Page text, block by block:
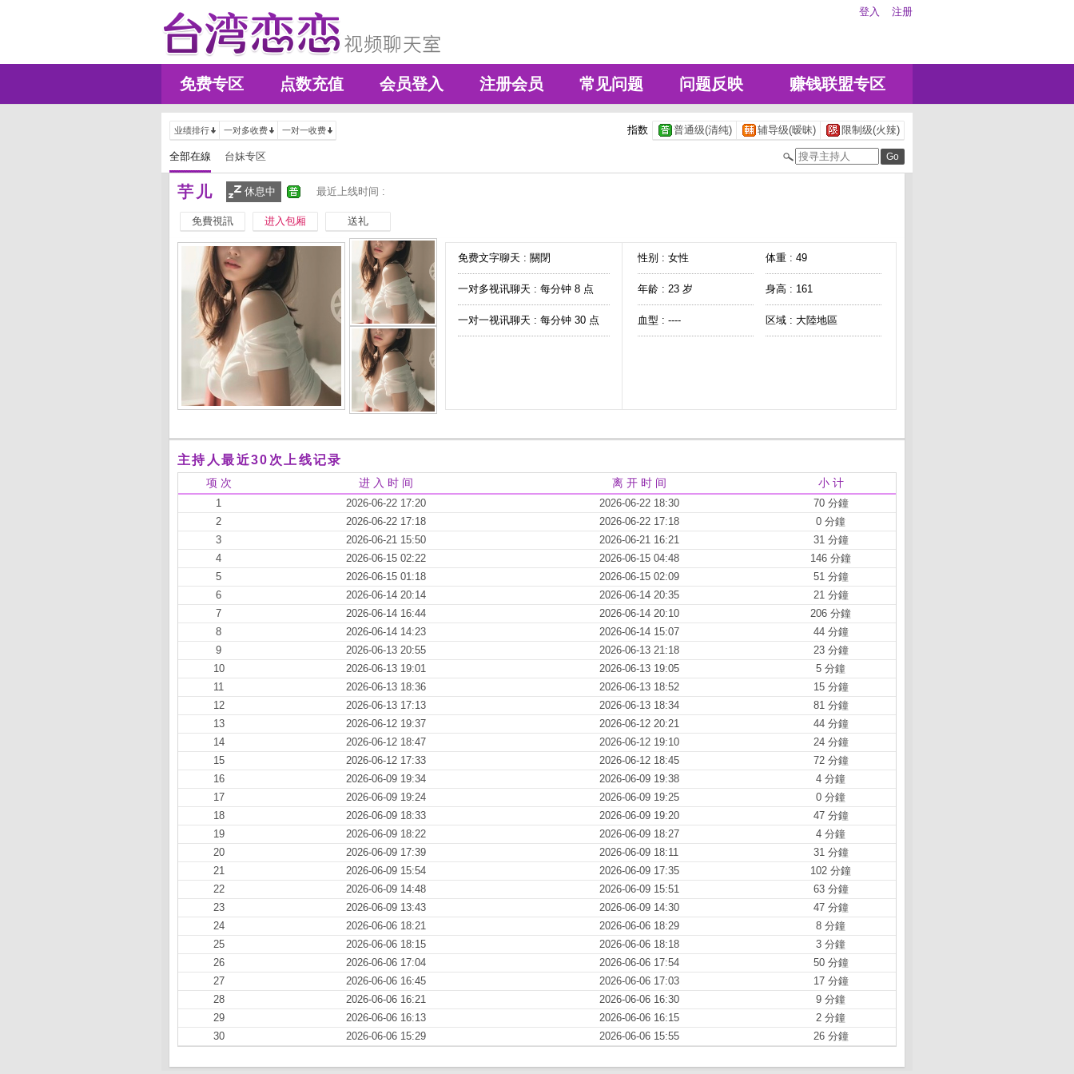
登入 注册
免费专区 点数充值 会员登入 注册会员 常见问题 问题反映 赚钱联盟专区
业绩排行 一对多收费 一对一收费 指数 普通级(清纯) 辅导级(暧昧) 限制级(火辣)
全部在線 台妹专区
芋儿 休息中 最近上线时间 :
免費視訊 进入包厢 送礼
免费文字聊天 : 關閉
一对多视讯聊天 : 每分钟 8 点
一对一视讯聊天 : 每分钟 30 点
性别 : 女性 体重 : 49
年龄 : 23 岁 身高 : 161
血型 : ---- 区域 : 大陸地區
主持人最近30次上线记录
项 次 进 入 时 间 离 开 时 间 小 计
1 2026-06-22 17:20 2026-06-22 18:30
70 分鐘
2
2026-06-22 17:18 2026-06-22 17:18
0 分鐘
3
2026-06-21 15:50 2026-06-21 16:21
31 分鐘
4
2026-06-15 02:22 2026-06-15 04:48
146 分鐘
5
2026-06-15 01:18 2026-06-15 02:09
51 分鐘
6
2026-06-14 20:14 2026-06-14 20:35
21 分鐘
7
2026-06-14 16:44 2026-06-14 20:10
206 分鐘
8
2026-06-14 14:23 2026-06-14 15:07
44 分鐘
9
2026-06-13 20:55 2026-06-13 21:18
23 分鐘
10
2026-06-13 19:01 2026-06-13 19:05
5 分鐘
11
2026-06-13 18:36 2026-06-13 18:52
15 分鐘
12
2026-06-13 17:13 2026-06-13 18:34
81 分鐘
13
2026-06-12 19:37 2026-06-12 20:21
44 分鐘
14
2026-06-12 18:47 2026-06-12 19:10
24 分鐘
15
2026-06-12 17:33 2026-06-12 18:45
72 分鐘
16
2026-06-09 19:34 2026-06-09 19:38
4 分鐘
17
2026-06-09 19:24 2026-06-09 19:25
0 分鐘
18
2026-06-09 18:33 2026-06-09 19:20
47 分鐘
19
2026-06-09 18:22 2026-06-09 18:27
4 分鐘
20
2026-06-09 17:39 2026-06-09 18:11
31 分鐘
21
2026-06-09 15:54 2026-06-09 17:35
102 分鐘
22
2026-06-09 14:48 2026-06-09 15:51
63 分鐘
23
2026-06-09 13:43 2026-06-09 14:30
47 分鐘
24
2026-06-06 18:21 2026-06-06 18:29
8 分鐘
25
2026-06-06 18:15 2026-06-06 18:18
3 分鐘
26
2026-06-06 17:04 2026-06-06 17:54
50 分鐘
27
2026-06-06 16:45 2026-06-06 17:03
17 分鐘
28
2026-06-06 16:21 2026-06-06 16:30
9 分鐘
29
2026-06-06 16:13 2026-06-06 16:15
2 分鐘
30
2026-06-06 15:29 2026-06-06 15:55 26 分鐘